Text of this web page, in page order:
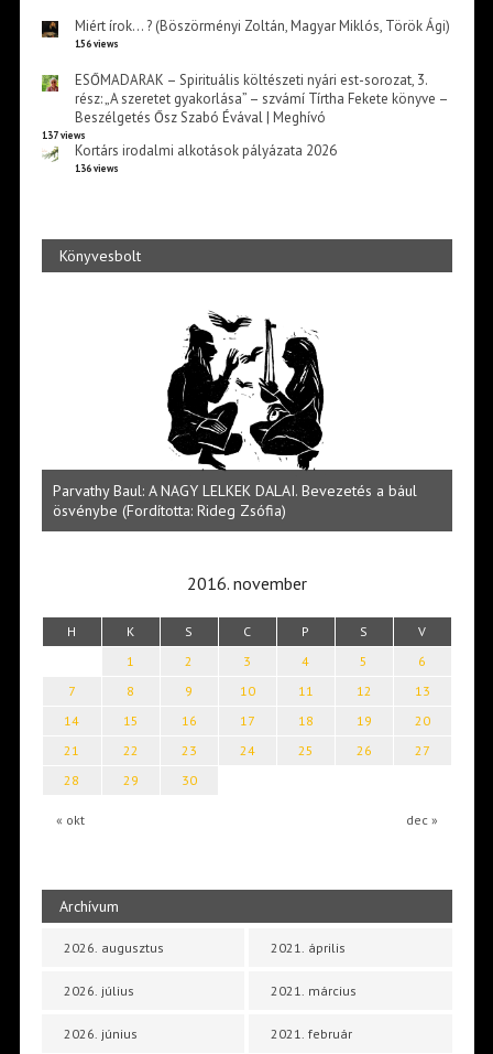
Miért írok… ? (Böszörményi Zoltán, Magyar Miklós, Török Ági)
156 views
ESŐMADARAK – Spirituális költészeti nyári est-sorozat, 3.
rész: „A szeretet gyakorlása” – szvámí Tírtha Fekete könyve –
Beszélgetés Ősz Szabó Évával | Meghívó
137 views
Kortárs irodalmi alkotások pályázata 2026
136 views
Könyvesbolt
DALAI. Bevezetés a bául
Zsófia)
Halmai Tamás: Megválaszolt
világa
2016. november
H K S C P S V
« okt dec »
1 2 3 4 5
6
7
8 9 10 11 12
13
14
15 16 17 18 19
20
21
22 23 24 25 26
27
28
29 30
Archívum
2026. augusztus
2026. július
2026. június
2021. április
2021. március
2021. február